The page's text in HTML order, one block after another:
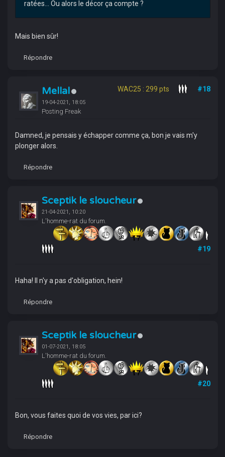
ratées... Ou alors le décor ça compte ?
Mais bien sûr!
Répondre
Mellal
19-04-2021, 18:05
Posting Freak
WAC25 : 299 pts #18
Damned, je pensais y échapper comme ça, bon je vais m'y
plonger alors.
Répondre
Sceptik le sloucheur
21-04-2021, 10:20
L'homme-rat du forum.
#19
Haha! Il n'y a pas d'obligation, hein!
Répondre
Sceptik le sloucheur
01-07-2021, 18:05
L'homme-rat du forum.
#20
Bon, vous faites quoi de vos vies, par ici?
Répondre